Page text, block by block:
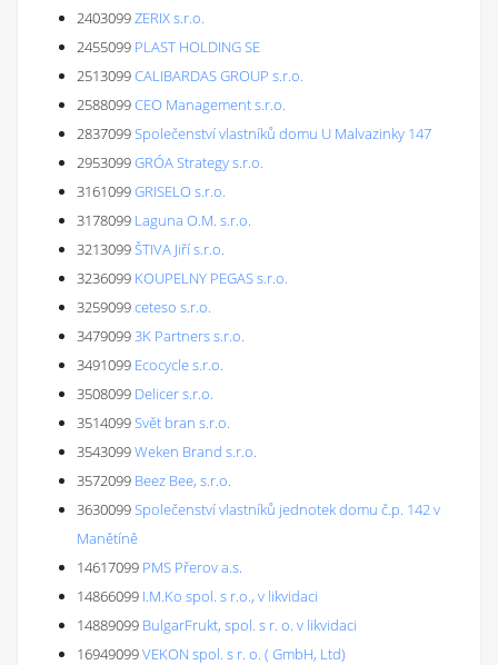
2403099ZERIX s.r.o.
2455099 PLAST HOLDING SE
2513099CALIBARDAS GROUP s.r.o.
2588099CEO Management s.r.o.
2837099Společenství vlastníků domu U Malvazinky 147
2953099GRÓA Strategy s.r.o.
3161099GRISELO s.r.o.
3178099 Laguna O.M. s.r.o.
3213099ŠTIVA Jiří s.r.o.
3236099 KOUPELNY PEGAS s.r.o.
3259099ceteso s.r.o.
34790993K Partners s.r.o.
3491099 Ecocycle s.r.o.
3508099 Delicer s.r.o.
3514099Svět bran s.r.o.
3543099Weken Brand s.r.o.
3572099 Beez Bee, s.r.o.
3630099Společenství vlastníků jednotek domu č.p. 142 v
Manětíně
14617099 PMS Přerov a.s.
14866099 I.M.Ko spol. s r.o., v likvidaci
14889099 BulgarFrukt, spol. s r. o. v likvidaci
16949099VEKON spol. s r. o. ( GmbH, Ltd)